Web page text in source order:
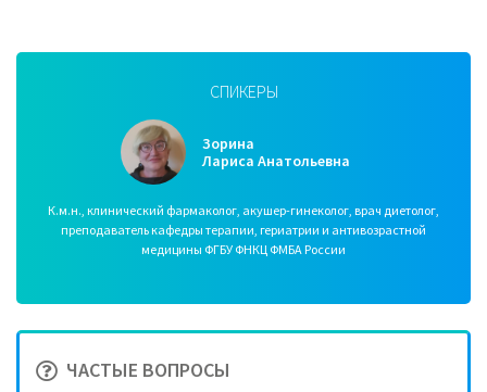
СПИКЕРЫ
Зорина
Лариса Анатольевна
К.м.н., клинический фармаколог, акушер-гинеколог, врач диетолог,
преподаватель кафедры терапии, гериатрии и антивозрастной
медицины ФГБУ ФНКЦ ФМБА России
ЧАСТЫЕ ВОПРОСЫ